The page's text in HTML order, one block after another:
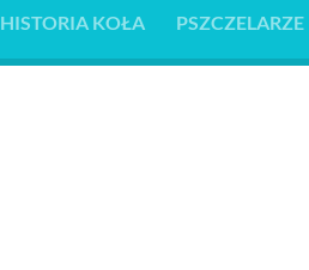
HISTORIA KOŁA PSZCZELARZE